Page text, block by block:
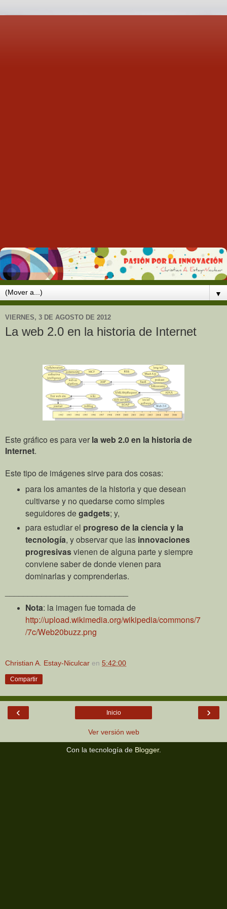
▼
VIERNES, 3 DE AGOSTO DE 2012
La web 2.0 en la historia de Internet
Este gráfico es para ver la web 2.0 en la historia de
Internet.
Este tipo de imágenes sirve para dos cosas:
para los amantes de la historia y que desean
cultivarse y no quedarse como simples
seguidores de gadgets; y,
para estudiar el progreso de la ciencia y la
tecnología, y observar que las innovaciones
progresivasvienen de alguna parte y siempre
conviene saber de donde vienen para
dominarlas y comprenderlas.
Nota: la imagen fue tomada de
http://upload.wikimedia.org/wikipedia/commons/7
/7c/Web20buzz.png
Christian A. Estay-Niculcar en 5:42:00
Compartir
‹ ›
Inicio
Ver versión web
Con la tecnología de Blogger.